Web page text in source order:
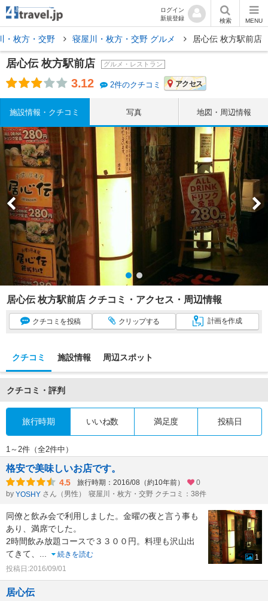
ログイン
新規登録
検索 MENU
・枚方・交野 寝屋川・枚方・交野 グルメ 居心伝 枚方駅前店
居心伝 枚方駅前店 グルメ・レストラン
3.12 2件のクチコミ アクセス
施設情報・クチコミ 写真 地図・周辺情報
居心伝 枚方駅前店 クチコミ・アクセス・周辺情報
クチコミ を投稿 クリップする 計画を作成
クチコミ 施設情報 周辺スポット
クチコミ・評判
旅行時期 いいね数 満足度 投稿日
1～2件（全2件中）
格安で美味しいお店です。
4.5 旅行時期：2016/08（約10年前）
0
by YOSHY さん（男性） 寝屋川・枚方・交野 クチコミ：38件
同僚と飲み会で利用しました。金曜の夜と言う事も
あり、満席でした。
2時間飲み放題コースで３３００円。料理も沢山出
てきて、 ...
続きを読む
投稿日:2016/09/01
1
居心伝